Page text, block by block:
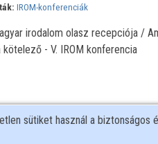
IROM-konferenciák
irodalom olasz recepciója /
- V. IROM konferencia
sütiket használ a biztonságos